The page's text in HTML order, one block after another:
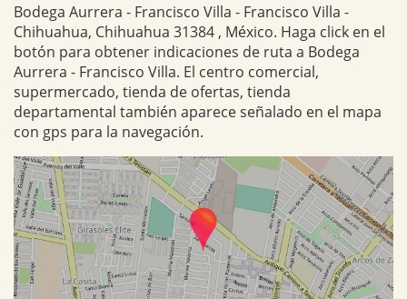
Bodega Aurrera - Francisco Villa - Francisco Villa -
Chihuahua, Chihuahua 31384 , México. Haga click en el
botón para obtener indicaciones de ruta a Bodega
Aurrera - Francisco Villa. El centro comercial,
supermercado, tienda de ofertas, tienda
departamental también aparece señalado en el mapa
con gps para la navegación.